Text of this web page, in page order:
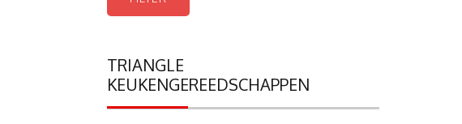
TRIANGLE
KEUKENGEREEDSCHAPPEN